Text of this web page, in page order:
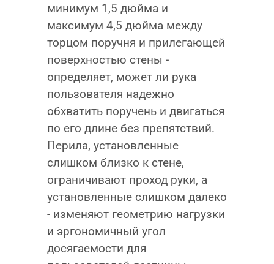
минимум 1,5 дюйма и
максимум 4,5 дюйма между
торцом поручня и прилегающей
поверхностью стены -
определяет, может ли рука
пользователя надежно
обхватить поручень и двигаться
по его длине без препятствий.
Перила, установленные
слишком близко к стене,
ограничивают проход руки, а
установленные слишком далеко
- изменяют геометрию нагрузки
и эргономичный угол
досягаемости для